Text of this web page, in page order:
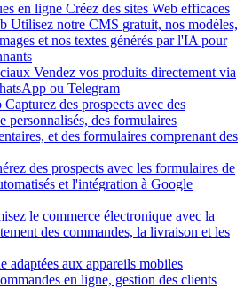
en ligne Créez des sites Web efficaces
Utilisez notre CMS gratuit, nos modèles,
et nos textes générés par l'IA pour
Vendez vos produits directement via
ou Telegram
Capturez des prospects avec des
personnalisés, des formulaires
et des formulaires comprenant des
des prospects avec les formulaires de
et l'intégration à Google
le commerce électronique avec la
des commandes, la livraison et les
adaptées aux appareils mobiles
en ligne, gestion des clients